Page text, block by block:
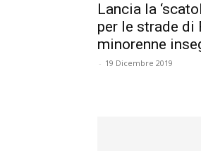
Lancia la
per le strade di
minorenne
- 19 Dicembre 2019